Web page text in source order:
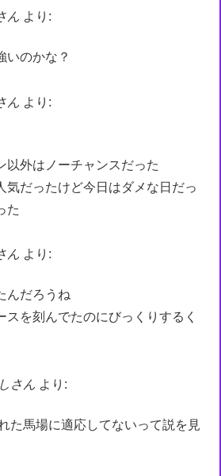
ん より:
いのかな？
ん より:
以外はノーチャンスだった
気だったけど今日はダメな日だっ
た
ん より:
んだろうね
スを刻んでたのにびっくりするく
さん より:
た馬場に適応してないって説を見